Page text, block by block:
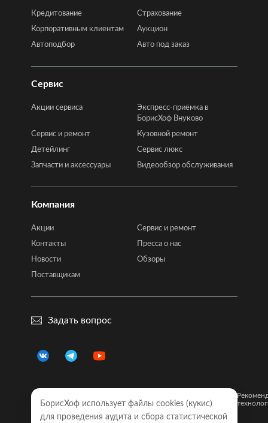
Кредитование
Страхование
Корпоративным клиентам
Аукцион
Автоподбор
Авто под заказ
Сервис
Акции сервиса
Экспресс-приёмка в
БорисХоф Внуково
Сервис и ремонт
Кузовной ремонт
Детейлинг
Сервис люкс
Запчасти и аксессуары
Видеообзор обслуживания
Компания
Акции
Сервис и ремонт
Контакты
Пресса о нас
Новости
Обзоры
Поставщикам
Задать вопрос
Правовая
информация
конфиденциальности
сайта
БорисХоф использует файлы cookies (кукиc)
для проведения аудита и сбора статистической